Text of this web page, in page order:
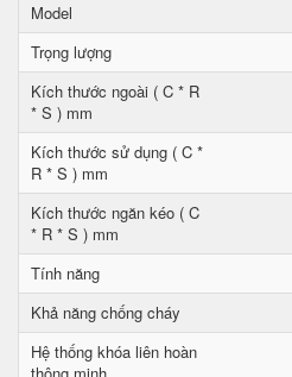
Model
Trọng lượng
Kích thước ngoài ( C * R
* S ) mm
Kích thước sử dụng ( C *
R * S ) mm
Kích thước ngăn kéo ( C
* R * S ) mm
Tính năng
Khả năng chống cháy
Hệ thống khóa liên hoàn